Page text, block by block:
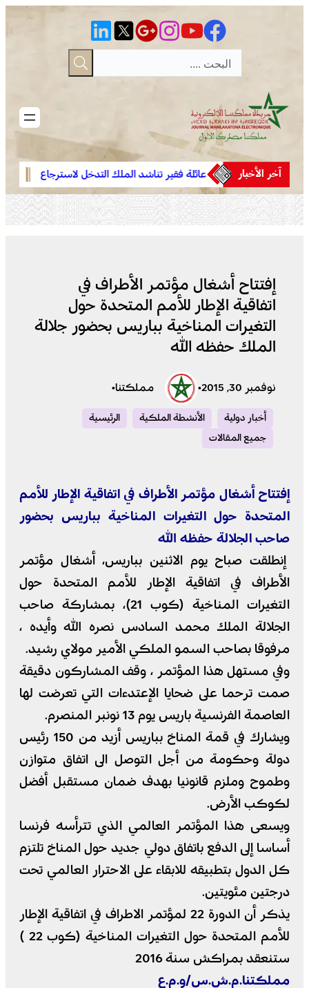
آخر الأخبار
العرس
عائلة فقير تناشد الملك التدخل لاسترجاع
الجثمان من إيطاليا والدفن بالمغرب
إفتتاح أشغال مؤتمر الأطراف في
اتفاقية الإطار للأمم المتحدة حول
التغيرات المناخية بباريس بحضور جلالة
الملك حفظه الله
نوفمبر 30, 2015 • مملكتنا•
أخبار دولية الأنشطة الملكية الرئيسية
جميع المقالات
إفتتاح أشغال مؤتمر الأطراف في اتفاقية الإطار للأمم
المتحدة حول التغيرات المناخية بباريس بحضور
صاحب الجلالة حفظه الله
إنطلقت صباح يوم الاثنين بباريس، أشغال مؤتمر
الأطراف في اتفاقية الإطار للأمم المتحدة حول
التغيرات المناخية (كوب 21)، بمشاركة صاحب
الجلالة الملك محمد السادس نصره الله وأيده ،
مرفوقا بصاحب السمو الملكي الأمير مولاي رشيد.
وفي مستهل هذا المؤتمر ، وقف المشاركون دقيقة
صمت ترحما على ضحايا الإعتدءات التي تعرضت لها
العاصمة الفرنسية باريس يوم 13 نونبر المنصرم.
ويشارك في قمة المناخ بباريس أزيد من 150 رئيس
دولة وحكومة من أجل التوصل الى اتفاق متوازن
وطموح وملزم قانونيا بهدف ضمان مستقبل أفضل
لكوكب الأرض.
ويسعى هذا المؤتمر العالمي الذي تترأسه فرنسا
أساسا إلى الدفع باتفاق دولي جديد حول المناخ تلتزم
كل الدول بتطبيقه للابقاء على الاحترار العالمي تحت
درجتين مئويتين.
يذكر أن الدورة 22 لمؤتمر الاطراف في اتفاقية الإطار
للأمم المتحدة حول التغيرات المناخية (كوب 22 )
ستنعقد بمراكش سنة 2016
مملكتنا.م.ش.س/و.م.ع